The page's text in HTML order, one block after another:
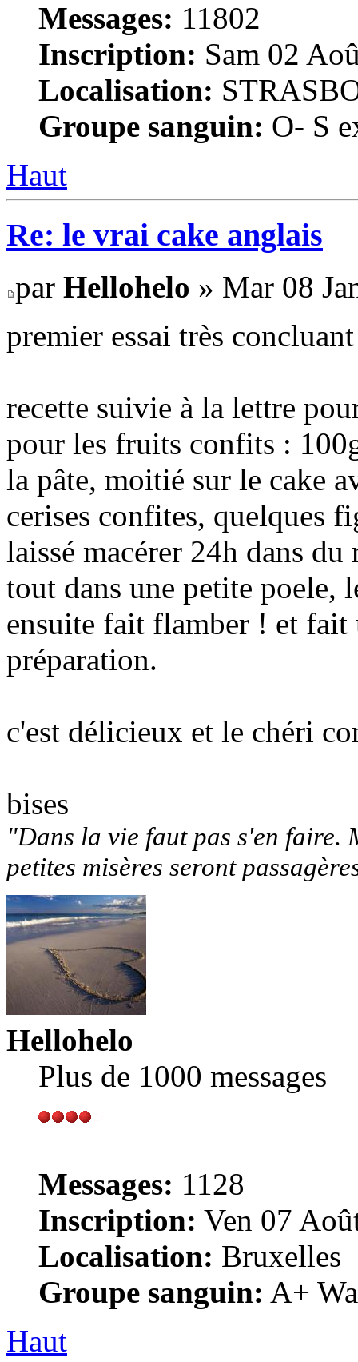
Messages: 11802
Inscription: Sam 02
Localisation:
Groupe sanguin: O- S
Haut
Re: le vrai cake anglais
par Hellohelo » Mar 08
premier essai très
recette suivie à la lettre
pour les fruits confits :
la pâte, moitié sur le cake
cerises confites, quelques
laissé macérer 24h dans
tout dans une petite poele,
ensuite fait flamber ! et
préparation.
c'est délicieux et le chéri
bises
"Dans la vie faut pas s'en faire.
petites misères seront
Hellohelo
Plus de 1000 messages
Messages: 1128
Inscription: Ven 07
Localisation: Bruxelles
Groupe sanguin: A+
Haut